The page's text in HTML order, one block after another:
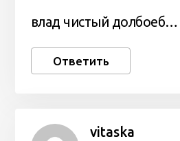
влад чистый долбоеб…
Ответить
vitaska